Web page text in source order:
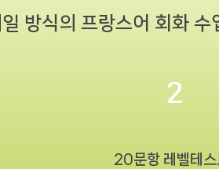
방식의 프랑스어 회화 수
2
20문항 레벨테스